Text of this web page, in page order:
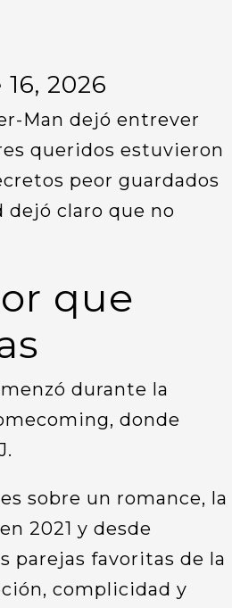
2026
Man dejó entrever
queridos estuvieron
peor guardados
dejó claro que no
que
durante la
donde
sobre un romance, la
2021 y desde
parejas favoritas de la
complicidad y